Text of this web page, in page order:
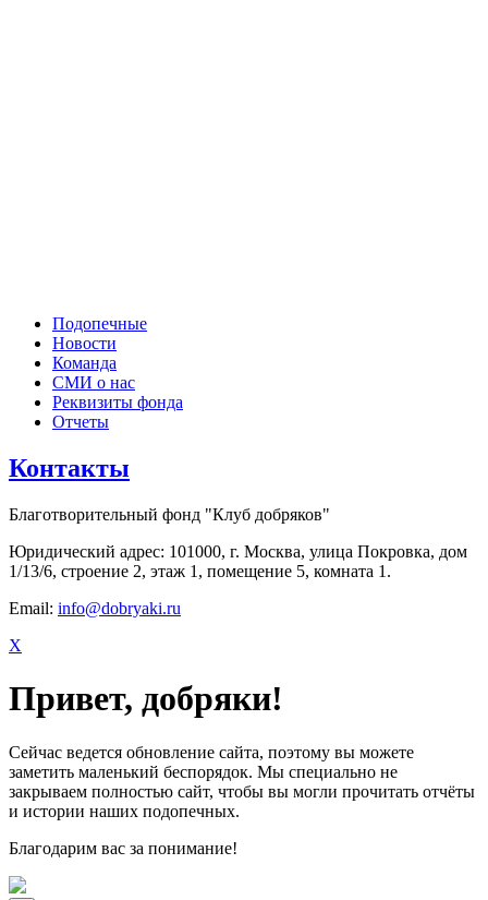
Подопечные
Новости
Команда
СМИ о нас
Реквизиты фонда
Отчеты
Контакты
Благотворительный фонд "Клуб добряков"
Юридический адрес: 101000, г. Москва, улица Покровка, дом
1/13/6, строение 2, этаж 1, помещение 5, комната 1.
Email: info@dobryaki.ru
X
Привет, добряки!
Сейчас ведется обновление сайта, поэтому вы можете
заметить маленький беспорядок. Мы специально не
закрываем полностью сайт, чтобы вы могли прочитать отчёты
и истории наших подопечных.
Благодарим вас за понимание!